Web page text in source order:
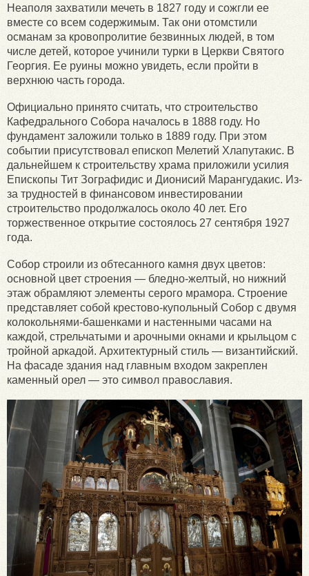
Неаполя захватили мечеть в 1827 году и сожгли ее
вместе со всем содержимым. Так они отомстили
османам за кровопролитие безвинных людей, в том
числе детей, которое учинили турки в Церкви Святого
Георгия. Ее руины можно увидеть, если пройти в
верхнюю часть города.
Официально принято считать, что строительство
Кафедрального Собора началось в 1888 году. Но
фундамент заложили только в 1889 году. При этом
событии присутствовал епископ Мелетий Хлапутакис. В
дальнейшем к строительству храма приложили усилия
Епископы Тит Зографидис и Дионисий Марангудакис. Из-
за трудностей в финансовом инвестировании
строительство продолжалось около 40 лет. Его
торжественное открытие состоялось 27 сентября 1927
года.
Собор строили из обтесанного камня двух цветов:
основной цвет строения — бледно-желтый, но нижний
этаж обрамляют элементы серого мрамора. Строение
представляет собой крестово-купольный Собор с двумя
колокольнями-башенками и настенными часами на
каждой, стрельчатыми и арочными окнами и крыльцом с
тройной аркадой. Архитектурный стиль — византийский.
На фасаде здания над главным входом закреплен
каменный орел — это символ православия.